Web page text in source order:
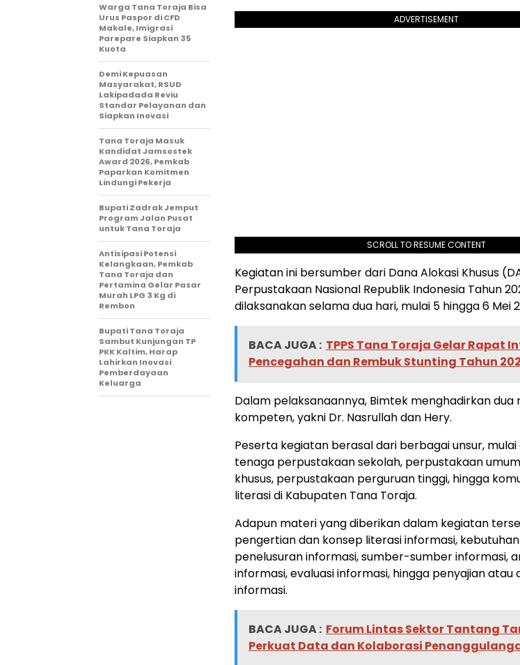
ADVERTISEMENT
SCROLL TO RESUME CONTENT
Kegiatan ini bersumber dari Dana Alokasi Khusus
Perpustakaan Nasional Republik Indonesia Tahun
dilaksanakan selama dua hari, mulai 5 hingga 6 Mei
BACA JUGA : TPPS Tana Toraja Gelar Rapat
Pencegahan dan Rembuk Stunting Tahun
Dalam pelaksanaannya, Bimtek menghadirkan dua
kompeten, yakni Dr. Nasrullah dan Hery.
Peserta kegiatan berasal dari berbagai unsur,
tenaga perpustakaan sekolah, perpustakaan
khusus, perpustakaan perguruan tinggi, hingga
literasi di Kabupaten Tana Toraja.
Adapun materi yang diberikan dalam kegiatan
pengertian dan konsep literasi informasi,
penelusuran informasi, sumber-sumber informasi,
informasi, evaluasi informasi, hingga penyajian atau
informasi.
BACA JUGA : Forum Lintas Sektor Tantang
Perkuat Data dan Kolaborasi
Warga Tana Toraja Bisa
Urus Paspor di CFD
Makale, Imigrasi
Parepare Siapkan 35
Kuota
Demi Kepuasan
Masyarakat, RSUD
Lakipadada Reviu
Standar Pelayanan dan
Siapkan Inovasi
Tana Toraja Masuk
Kandidat Jamsostek
Award 2026, Pemkab
Paparkan Komitmen
Lindungi Pekerja
Bupati Zadrak Jemput
Program Jalan Pusat
untuk Tana Toraja
Antisipasi Potensi
Kelangkaan, Pemkab
Tana Toraja dan
Pertamina Gelar Pasar
Murah LPG 3 Kg di
Rembon
Bupati Tana Toraja
Sambut Kunjungan TP
PKK Kaltim, Harap
Lahirkan Inovasi
Pemberdayaan
Keluarga